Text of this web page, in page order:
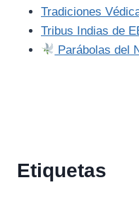
Tradiciones
Tribus Indias de
Parábolas del
Etiquetas